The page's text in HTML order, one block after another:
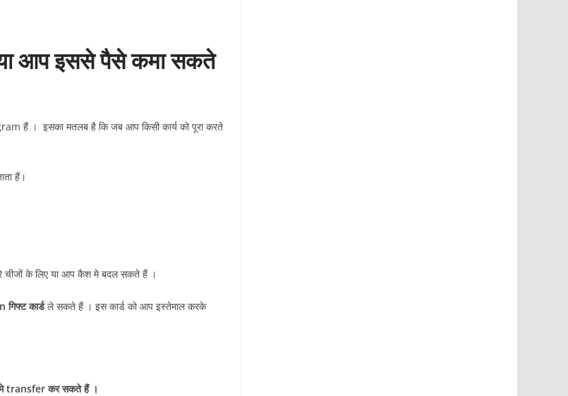
आप इससे पैसे कमा सकते
हैं । इसका मतलब है कि जब आप किसी कार्य को पूरा करते
हैं।
के लिए या आप कैश मे बदल सकते हैं ।
कार्डले सकते हैं । इस कार्ड को आप इस्तेमाल करके
transfer कर सकते हैं ।